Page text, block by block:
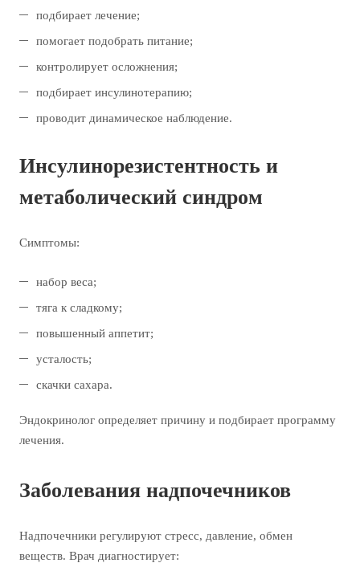
подбирает лечение;
помогает подобрать питание;
контролирует осложнения;
подбирает инсулинотерапию;
проводит динамическое наблюдение.
Инсулинорезистентность и
метаболический синдром
Симптомы:
набор веса;
тяга к сладкому;
повышенный аппетит;
усталость;
скачки сахара.
Эндокринолог определяет причину и подбирает программу
лечения.
Заболевания надпочечников
Надпочечники регулируют стресс, давление, обмен
веществ. Врач диагностирует: